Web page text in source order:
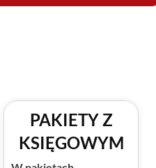
PAKIETY Z
KSIĘGOWYM